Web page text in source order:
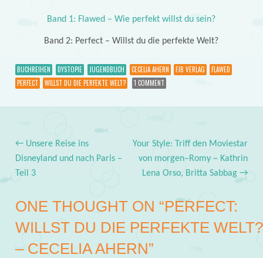
Band 1: Flawed – Wie perfekt willst du sein?
Band 2: Perfect – Willst du die perfekte Welt?
BUCHREIHEN DYSTOPIE JUGENDBUCH CECELIA AHERN FJB VERLAG
FLAWED
PERFECT
WILLST DU DIE PERFEKTE WELT? 1 COMMENT
Post navigation
←Unsere Reise ins
Disneyland und nach Paris –
Teil 3
Your Style: Triff den Moviestar
von morgen–Romy – Kathrin
Lena Orso, Britta Sabbag→
ONE THOUGHT ON “PERFECT:
WILLST DU DIE PERFEKTE WELT?
– CECELIA AHERN”